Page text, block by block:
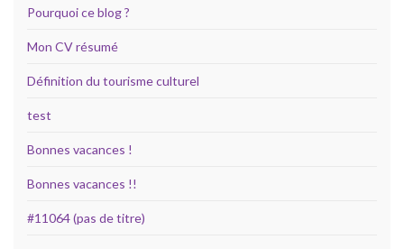
Pourquoi ce blog ?
Mon CV résumé
Définition du tourisme culturel
test
Bonnes vacances !
Bonnes vacances !!
#11064 (pas de titre)